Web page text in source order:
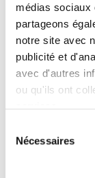
médias sociaux
partageons
notre site avec
publicité et
avec d'autres
ou qu'ils ont
Nécessaires
À partir